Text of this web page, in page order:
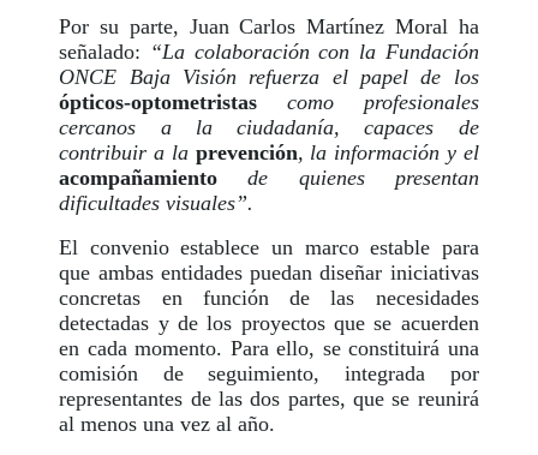
Por su parte, Juan Carlos Martínez Moral ha
señalado: “La colaboración con la Fundación
ONCE Baja Visión refuerza el papel de los
ópticos-optometristas como profesionales
cercanos a la ciudadanía, capaces de
contribuir a la prevención, la información y el
acompañamiento de quienes presentan
dificultades visuales”.
El convenio establece un marco estable para
que ambas entidades puedan diseñar iniciativas
concretas en función de las necesidades
detectadas y de los proyectos que se acuerden
en cada momento. Para ello, se constituirá una
comisión de seguimiento, integrada por
representantes de las dos partes, que se reunirá
al menos una vez al año.